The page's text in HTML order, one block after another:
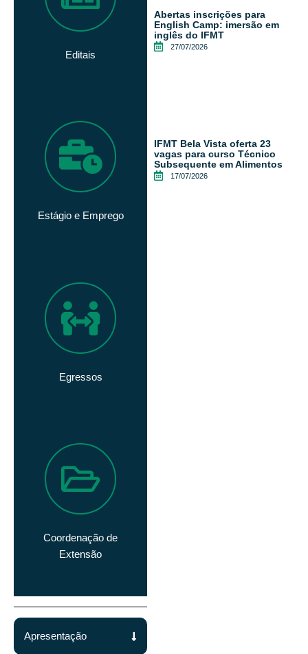
Editais
Estágio e Emprego
Egressos
Coordenação de
Extensão
Apresentação
Abertas inscrições para
English Camp: imersão em
inglês do IFMT
27/07/2026
IFMT Bela Vista oferta 23
vagas para curso Técnico
Subsequente em Alimentos
17/07/2026